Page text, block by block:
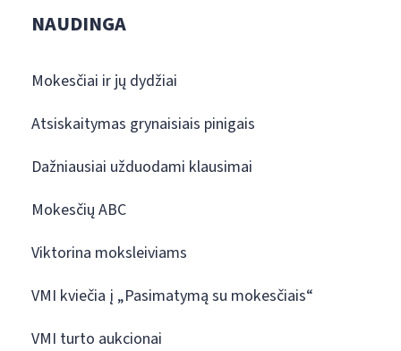
NAUDINGA
Mokesčiai ir jų dydžiai
Atsiskaitymas grynaisiais pinigais
Dažniausiai užduodami klausimai
Mokesčių ABC
Viktorina moksleiviams
VMI kviečia į „Pasimatymą su mokesčiais“
VMI turto aukcionai